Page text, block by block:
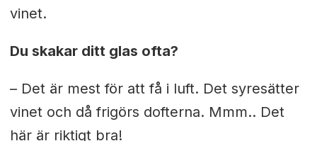
vinet.
Du skakar ditt glas ofta?
– Det är mest för att få i luft. Det syresätter
vinet och då frigörs dofterna. Mmm.. Det
här är riktigt bra!